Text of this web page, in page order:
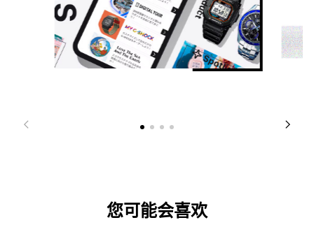
您可能会喜欢